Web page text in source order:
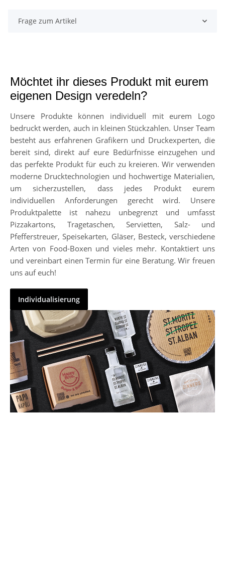
Frage zum Artikel
Möchtet ihr dieses Produkt mit eurem
eigenen Design veredeln?
Unsere Produkte können individuell mit eurem Logo
bedruckt werden, auch in kleinen Stückzahlen. Unser Team
besteht aus erfahrenen Grafikern und Druckexperten, die
bereit sind, direkt auf eure Bedürfnisse einzugehen und
das perfekte Produkt für euch zu kreieren. Wir verwenden
moderne Drucktechnologien und hochwertige Materialien,
um sicherzustellen, dass jedes Produkt eurem
individuellen Anforderungen gerecht wird. Unsere
Produktpalette ist nahezu unbegrenzt und umfasst
Pizzakartons, Tragetaschen, Servietten, Salz- und
Pfefferstreuer, Speisekarten, Gläser, Besteck, verschiedene
Arten von Food-Boxen und vieles mehr. Kontaktiert uns
und vereinbart einen Termin für eine Beratung. Wir freuen
uns auf euch!
Individualisierung